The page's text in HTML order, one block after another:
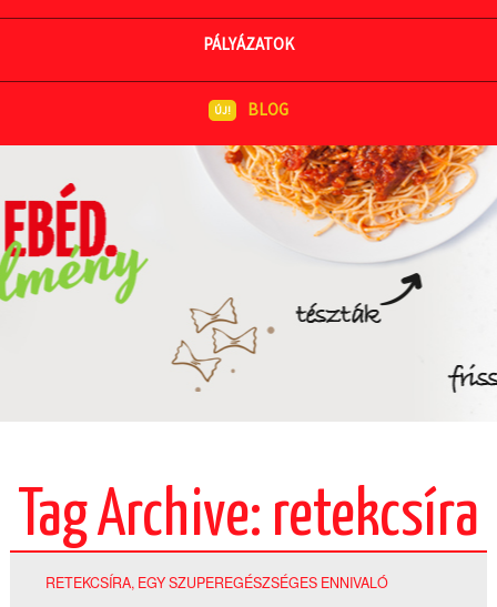
PÁLYÁZATOK
BLOG
Tag Archive: retekcsíra
RETEKCSÍRA, EGY SZUPEREGÉSZSÉGES ENNIVALÓ